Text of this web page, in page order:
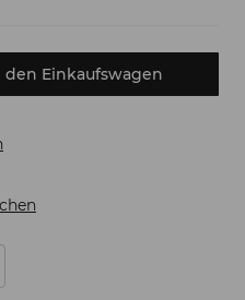
den Einkaufswagen